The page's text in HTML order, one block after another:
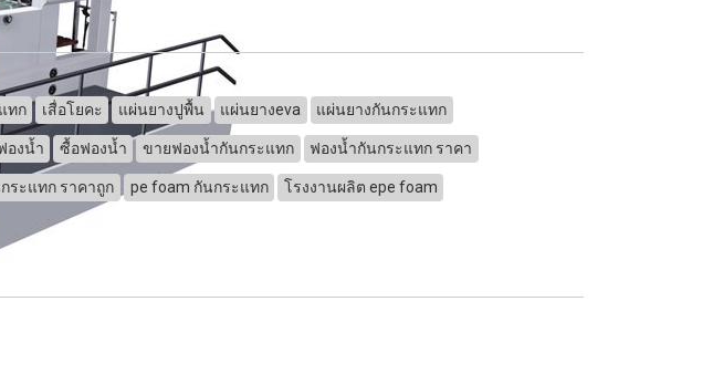
ทก เสื่อโยคะ แผ่นยางปูพื้น แผ่นยางeva แผ่นยางกันกระแทก
องน้ำ ซื้อฟองน้ำ ขายฟองน้ำกันกระแทก ฟองน้ำกันกระแทก ราคา
ระแทก ราคาถูก pe foam กันกระแทก โรงงานผลิต epe foam